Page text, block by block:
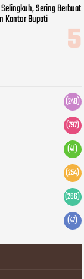
Sering Berbuat
Kantor Bupati
(248)
(797)
(41)
(254)
(266)
(47)